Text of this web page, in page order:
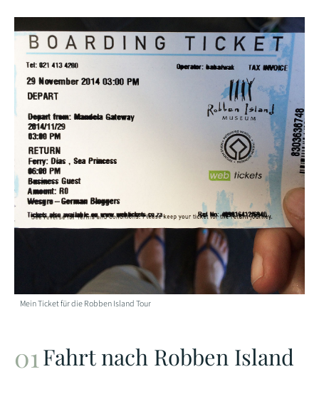
Mein Ticket für die Robben Island Tour
Fahrt nach Robben Island